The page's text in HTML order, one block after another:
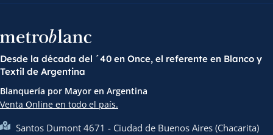
Desde la década del ´40 en Once, el referente en Blanco y
Textil de Argentina
Blanquería por Mayor en Argentina
Venta Online en todo el país.
Santos Dumont 4671 - Ciudad de Buenos Aires (Chacarita)